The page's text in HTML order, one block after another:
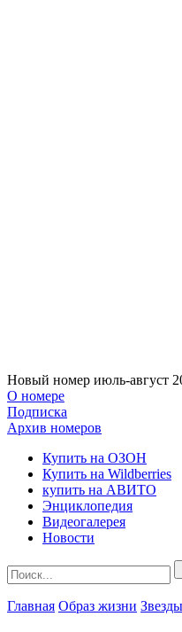
Новый номер июль-август
О номере
Подписка
Архив номеров
Купить на ОЗОН
Купить на Wildberries
купить на АВИТО
Энциклопедия
Видеогалерея
Новости
Главная Образ жизни Звезды